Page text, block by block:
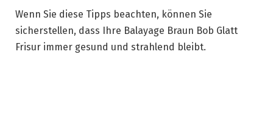
Wenn Sie diese Tipps beachten, können Sie
sicherstellen, dass Ihre Balayage Braun Bob Glatt
Frisur immer gesund und strahlend bleibt.